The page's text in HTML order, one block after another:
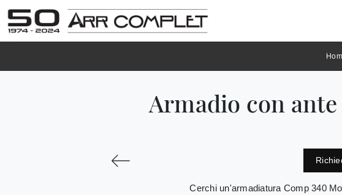
Armadio con
Cerchi un'armadiatura Comp 340